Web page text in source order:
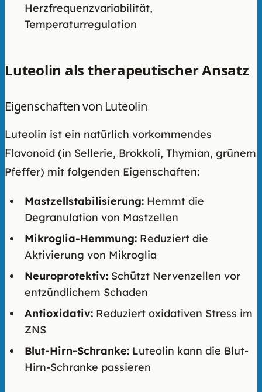
Herzfrequenzvariabilität,
Temperaturregulation
Luteolin als therapeutischer Ansatz
Eigenschaften von Luteolin
Luteolin ist ein natürlich vorkommendes
Flavonoid (in Sellerie, Brokkoli, Thymian, grünem
Pfeffer) mit folgenden Eigenschaften:
Mastzellstabilisierung: Hemmt die
Degranulation von Mastzellen
Mikroglia-Hemmung: Reduziert die
Aktivierung von Mikroglia
Neuroprotektiv: Schützt Nervenzellen vor
entzündlichem Schaden
Antioxidativ: Reduziert oxidativen Stress im
ZNS
Blut-Hirn-Schranke: Luteolin kann die Blut-
Hirn-Schranke passieren